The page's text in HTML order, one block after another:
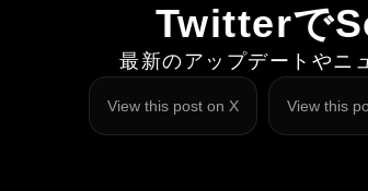
Twitterで
最新のアップデートやニ
View this post on X View this